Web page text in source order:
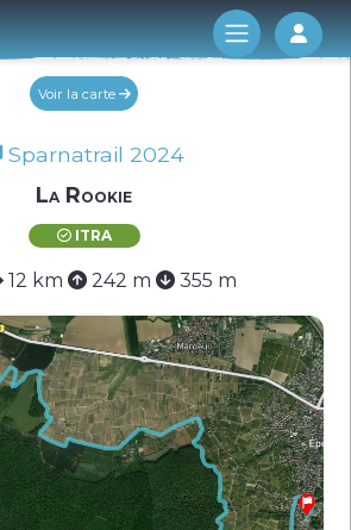
Log
Voir la carte
Sparnatrail 2024
La Rookie
ITRA
12 km 242 m 355 m